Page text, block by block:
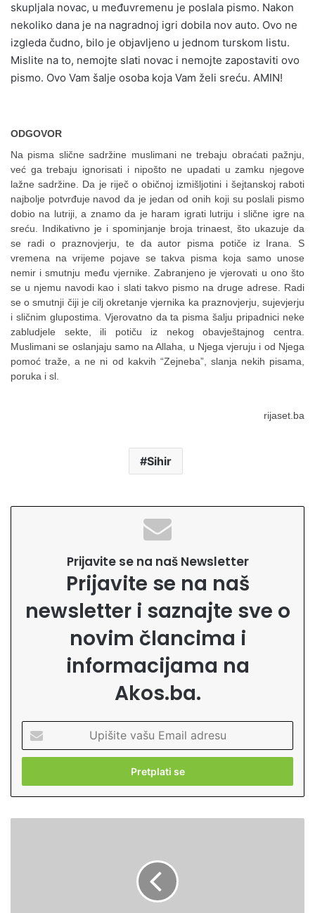
skupljala novac, u međuvremenu je poslala pismo. Nakon
nekoliko dana je na nagradnoj igri dobila nov auto. Ovo ne
izgleda čudno, bilo je objavljeno u jednom turskom listu.
Mislite na to, nemojte slati novac i nemojte zapostaviti ovo
pismo. Ovo Vam šalje osoba koja Vam želi sreću. AMIN!
ODGOVOR
Na pisma slične sadržine muslimani ne trebaju obraćati pažnju,
već ga trebaju ignorisati i nipošto ne upadati u zamku njegove
lažne sadržine. Da je riječ o običnoj izmišljotini i šejtanskoj raboti
najbolje potvrđuje navod da je jedan od onih koji su poslali pismo
dobio na lutriji, a znamo da je haram igrati lutriju i slične igre na
sreću. Indikativno je i spominjanje broja trinaest, što ukazuje da
se radi o praznovjerju, te da autor pisma potiče iz Irana. S
vremena na vrijeme pojave se takva pisma koja samo unose
nemir i smutnju među vjernike. Zabranjeno je vjerovati u ono što
se u njemu navodi kao i slati takvo pismo na druge adrese. Radi
se o smutnji čiji je cilj okretanje vjernika ka praznovjerju, sujevjerju
i sličnim glupostima. Vjerovatno da ta pisma šalju pripadnici neke
zabludjele sekte, ili potiču iz nekog obavještajnog centra.
Muslimani se oslanjaju samo na Allaha, u Njega vjeruju i od Njega
pomoć traže, a ne ni od kakvih “Zejneba”, slanja nekih pisama,
poruka i sl.
rijaset.ba
Sihir
Prijavite se na naš Newsletter
Prijavite se na naš
newsletter i saznajte sve o
novim člancima i
informacijama na
Akos.ba.
i
i
e